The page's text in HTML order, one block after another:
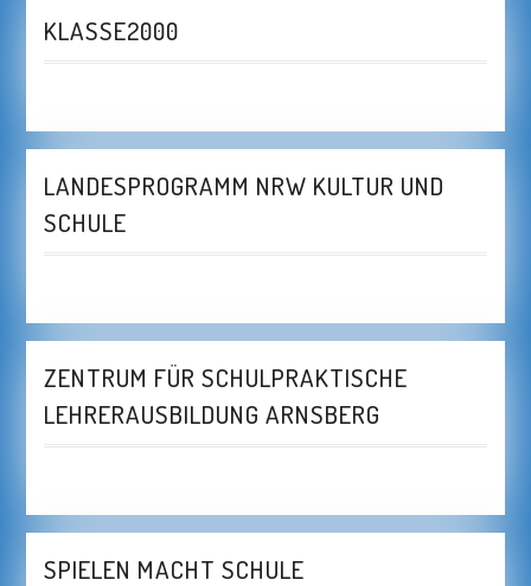
KLASSE2000
LANDESPROGRAMM NRW KULTUR UND
SCHULE
ZENTRUM FÜR SCHULPRAKTISCHE
LEHRERAUSBILDUNG ARNSBERG
SPIELEN MACHT SCHULE